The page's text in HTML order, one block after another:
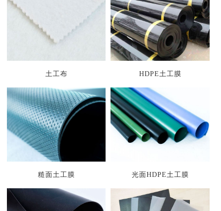
2 3
土工布 HDPE土工膜
糙面土工膜 光面HDPE土工膜